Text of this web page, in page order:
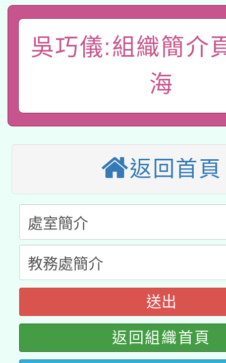
礎課程
A3數位素養講師名單
「數位內容與教學軟體
有關大陸委員會函釋公
薪期間赴陸應申請許可
轉知經濟部水利署委託
業技術研究院辦理「
桃園市孔廟祈福系列
開 智慧啟航」
2026年桃園地景藝術
本校115學年度第2次
招甄選結果公告(無人
招)
適應運動共學行動站研
本館辦理115年度閱讀
暨閱讀推動專業研習
科技賦能─人工智慧
礎課程
A3數位素養講師名單
「數位內容與教學軟
pilot」
有關大陸委員會函釋公
薪期間赴陸應申請許可
轉知經濟部水利署委託
吳巧儀:組織簡介
海
返回首頁
送出
返回組織首頁